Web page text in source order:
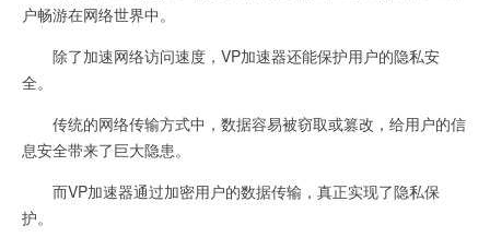
户畅游在网络世界中。
除了加速网络访问速度，VP加速器还能保护用户的隐私安
全。
传统的网络传输方式中，数据容易被窃取或篡改，给用户的信
息安全带来了巨大隐患。
而VP加速器通过加密用户的数据传输，真正实现了隐私保
护。